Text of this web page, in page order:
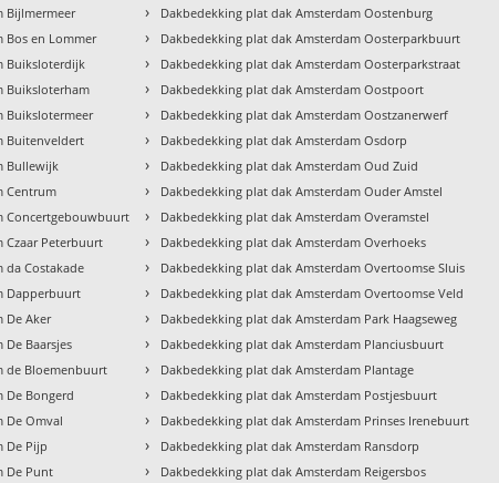
Bijlmermeer
Bos en Lommer
Buiksloterdijk
Buiksloterham
Buikslotermeer
Buitenveldert
Bullewijk
Centrum
Concertgebouwbuurt
Czaar Peterbuurt
da Costakade
Dapperbuurt
De Aker
Baarsjes
de Bloemenbuurt
De Bongerd
De Omval
De Pijp
De Punt
› Dakbedekking plat dak Amsterdam Oostenburg
› Dakbedekking plat dak Amsterdam Oosterparkbuurt
› Dakbedekking plat dak Amsterdam Oosterparkstraat
› Dakbedekking plat dak Amsterdam Oostpoort
› Dakbedekking plat dak Amsterdam Oostzanerwerf
› Dakbedekking plat dak Amsterdam Osdorp
› Dakbedekking plat dak Amsterdam Oud Zuid
› Dakbedekking plat dak Amsterdam Ouder Amstel
› Dakbedekking plat dak Amsterdam Overamstel
› Dakbedekking plat dak Amsterdam Overhoeks
› Dakbedekking plat dak Amsterdam Overtoomse Sluis
› Dakbedekking plat dak Amsterdam Overtoomse Veld
› Dakbedekking plat dak Amsterdam Park Haagseweg
› Dakbedekking plat dak Amsterdam Planciusbuurt
› Dakbedekking plat dak Amsterdam Plantage
› Dakbedekking plat dak Amsterdam Postjesbuurt
› Dakbedekking plat dak Amsterdam Prinses Irenebuurt
› Dakbedekking plat dak Amsterdam Ransdorp
› Dakbedekking plat dak Amsterdam Reigersbos